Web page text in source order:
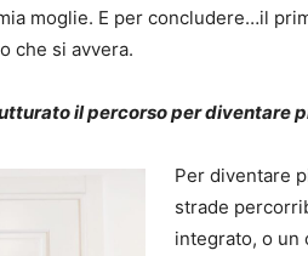
moglie. E per concludere…il
che si avvera.
il percorso per diventare
Per diventare
strade
integrato, o un